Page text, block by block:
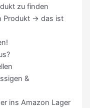
zu finden
Produkt -> das ist
&
ins Amazon Lager